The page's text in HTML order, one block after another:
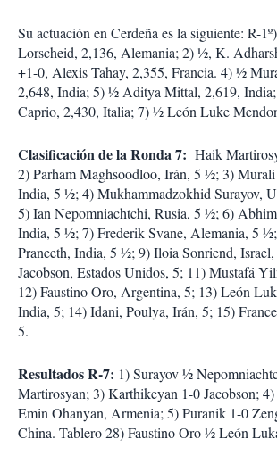
Su actuación en Cerdeña es la siguiente: R-
Lorscheid, 2,136, Alemania; 2) ½, K.
+1-0, Alexis Tahay, 2,355, Francia. 4) ½
2,648, India; 5) ½ Aditya Mittal, 2,619,
Caprio, 2,430, Italia; 7) ½ León Luke
Clasificación de la Ronda 7: Haik
2) Parham Maghsoodloo, Irán, 5 ½; 3)
India, 5 ½; 4) Mukhammadzokhid Surayov,
5) Ian Nepomniachtchi, Rusia, 5 ½; 6)
India, 5 ½; 7) Frederik Svane, Alemania, 5
Praneeth, India, 5 ½; 9) Iloia Sonriend,
Jacobson, Estados Unidos, 5; 11) Mustafá
12) Faustino Oro, Argentina, 5; 13) León
India, 5; 14) Idani, Poulya, Irán, 5; 15)
5.
Resultados R-7: 1) Surayov ½
Martirosyan; 3) Karthikeyan 1-0 Jacobson;
Emin Ohanyan, Armenia; 5) Puranik 1-0
China. Tablero 28) Faustino Oro ½ León